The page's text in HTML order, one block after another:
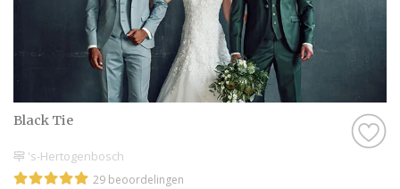
Black Tie
's-Hertogenbosch
29 beoordelingen